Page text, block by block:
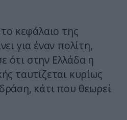
το κεφάλαιο της
για έναν πολίτη,
ότι στην Ελλάδα η
ταυτίζεται κυρίως
κάτι που θεωρεί